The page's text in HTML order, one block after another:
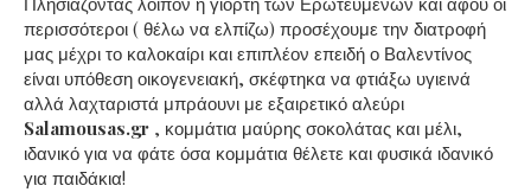
περισσότεροι ( θέλω να ελπίζω) προσέχουμε την διατροφή
μας μέχρι το καλοκαίρι και επιπλέον επειδή ο Βαλεντίνος
είναι υπόθεση οικογενειακή, σκέφτηκα να φτιάξω υγιεινά
αλλά λαχταριστά μπράουνι με εξαιρετικό αλεύρι
Salamousas.gr , κομμάτια μαύρης σοκολάτας και μέλι,
ιδανικό για να φάτε όσα κομμάτια θέλετε και φυσικά ιδανικό
για παιδάκια!